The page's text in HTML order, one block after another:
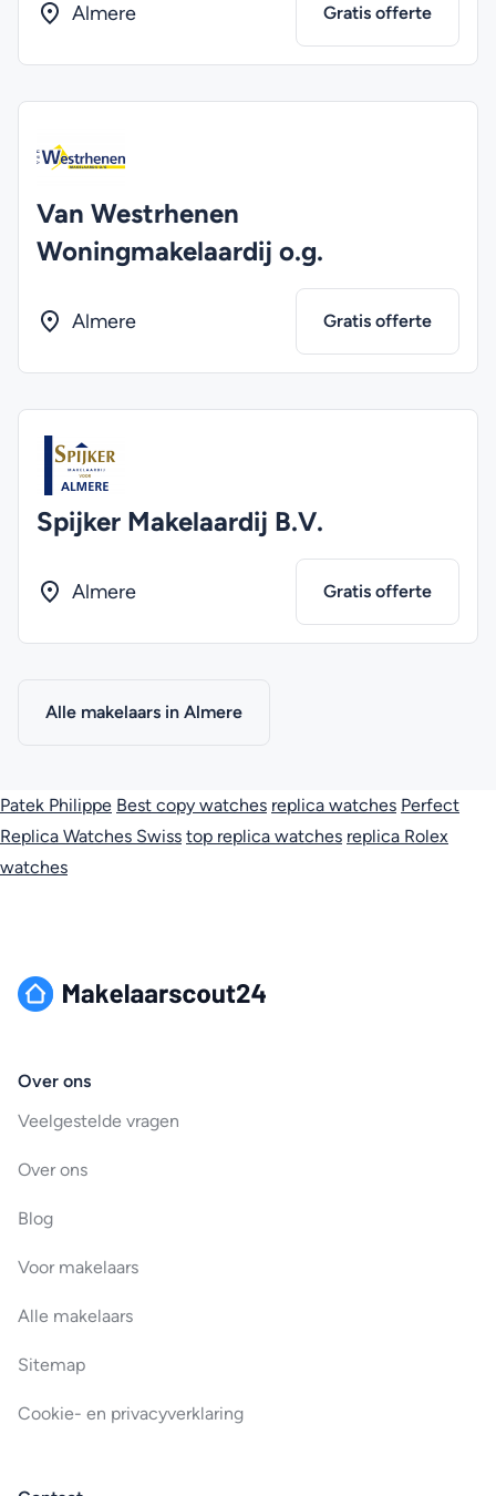
Almere Gratis offerte
Van Westrhenen
Woningmakelaardij o.g.
Almere Gratis offerte
Spijker Makelaardij B.V.
Almere Gratis offerte
Alle makelaars in Almere
Patek Philippe Best copy watches replica watches Perfect
Replica Watches Swiss top replica watches replica Rolex
watches
Over ons
Veelgestelde vragen
Over ons
Blog
Voor makelaars
Alle makelaars
Sitemap
Cookie- en privacyverklaring